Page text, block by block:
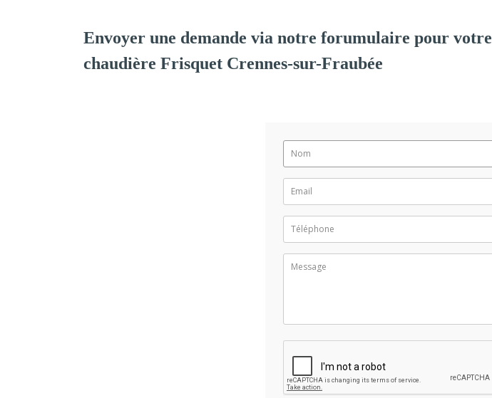
Envoyer une demande via notre forumulaire pour
chaudière Frisquet Crennes-sur-Fraubée